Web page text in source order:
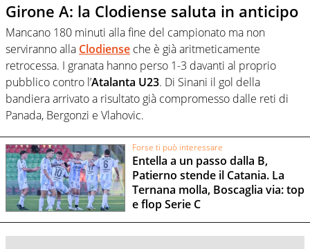
Girone A: la Clodiense saluta in anticipo
Mancano 180 minuti alla fine del campionato ma non
serviranno alla Clodiense che è già aritmeticamente
retrocessa. I granata hanno perso 1-3 davanti al proprio
pubblico contro l’Atalanta U23. Di Sinani il gol della
bandiera arrivato a risultato già compromesso dalle reti di
Panada, Bergonzi e Vlahovic.
Forse ti può interessare
Entella a un passo dalla B,
Patierno stende il Catania. La
Ternana molla, Boscaglia via: top
e flop Serie C